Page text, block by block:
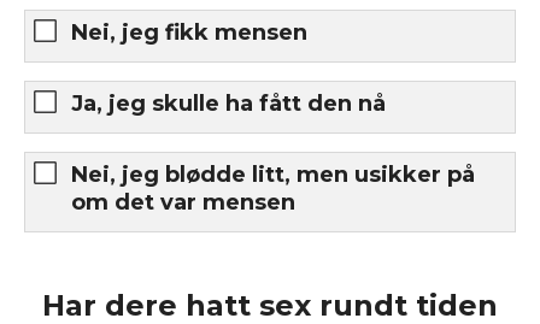
Nei, jeg fikk mensen
Ja, jeg skulle ha fått den nå
Nei, jeg blødde litt, men usikker på
om det var mensen
Har dere hatt sex rundt tiden